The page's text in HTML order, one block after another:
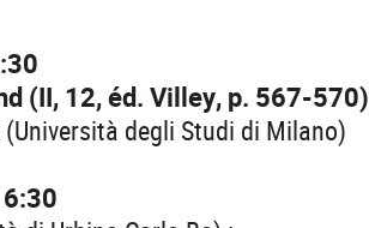
(II, 12, éd. Villey, p. 567-570)
(Università degli Studi di Milano)